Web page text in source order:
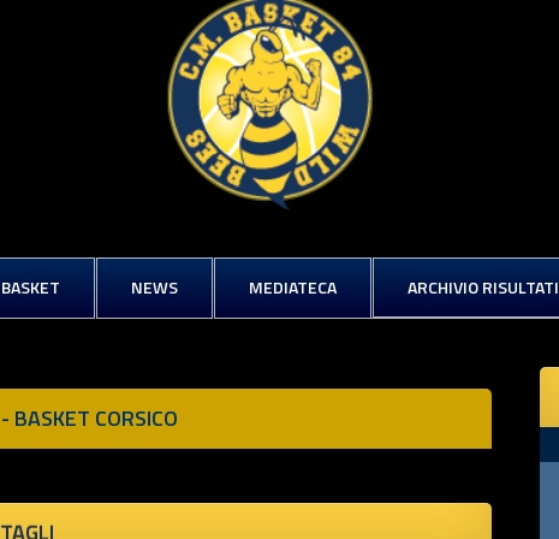
NEWS MEDIATECA ARCHIVIO RISULTATI
- BASKET CORSICO